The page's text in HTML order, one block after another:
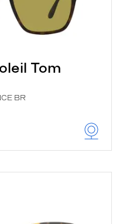
Tom
BR